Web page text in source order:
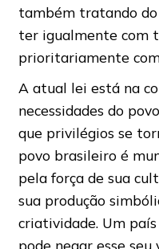
também tratando do
ter igualmente com
prioritariamente
A atual lei está na
necessidades do
que privilégios se
povo brasileiro é
pela força de sua
sua produção
criatividade. Um
pode negar esse